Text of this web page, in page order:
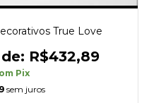
True Love
R$432,89
Pix
sem juros